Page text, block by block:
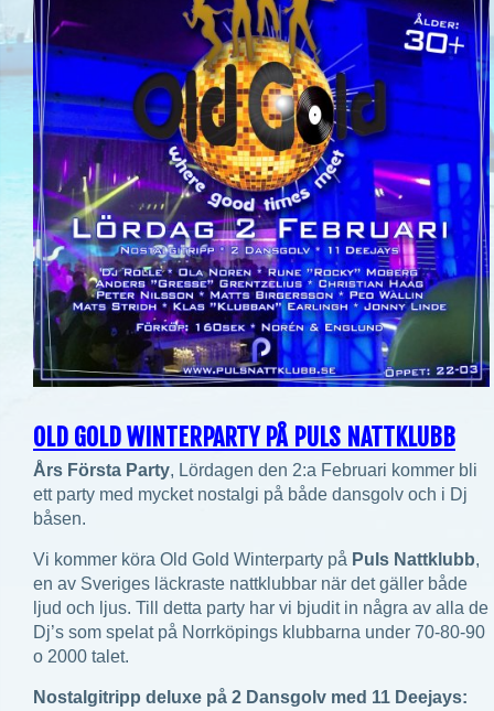
OLD GOLD WINTERPARTY PÅ PULS NATTKLUBB
Års Första Party, Lördagen den 2:a Februari kommer bli
ett party med mycket nostalgi på både dansgolv och i Dj
båsen.
Vi kommer köra Old Gold Winterparty på Puls Nattklubb,
en av Sveriges läckraste nattklubbar när det gäller både
ljud och ljus. Till detta party har vi bjudit in några av alla de
Dj’s som spelat på Norrköpings klubbarna under 70-80-90
o 2000 talet.
Nostalgitripp deluxe på 2 Dansgolv med 11 Deejays: